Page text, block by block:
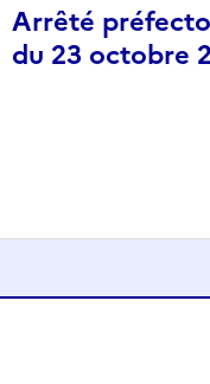
Arrêté
du 23 octobre